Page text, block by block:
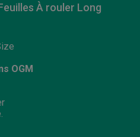
À rouler Long
OGM